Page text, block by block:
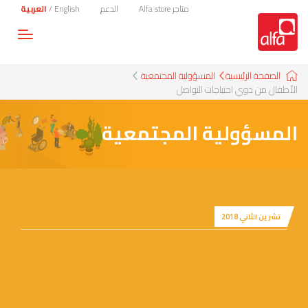
English
/العربية الدعم متاجر Alfa store
الصفحة الرئيسية
المسؤولية المجتمعية
الأطفال من ذوي احتياجات التواصل
المسؤولية المجتمعية
تشرين الثاني 2018